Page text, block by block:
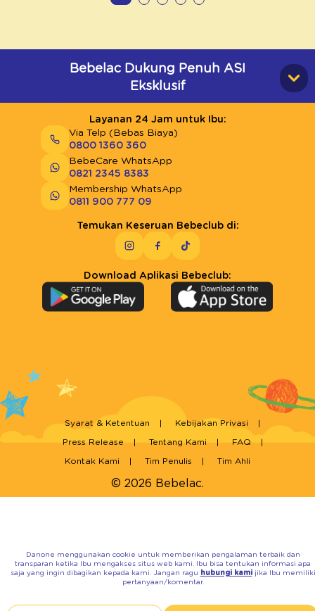
Bebelac Dukung Penuh ASI
Eksklusif
Layanan 24 Jam untuk Ibu:
Via Telp (Bebas Biaya)
0800 1360 360
BebeCare WhatsApp
0821 2345 8383
Membership WhatsApp
0811 900 777 09
Temukan Keseruan Bebeclub di:
Download Aplikasi Bebeclub:
© 2026 Bebelac.
Syarat & Ketentuan Kebijakan Privasi
Press Release Tentang Kami FAQ
Kontak Kami Tim Penulis Tim Ahli
Danone menggunakan cookie untuk memberikan pengalaman terbaik dan
transparan ketika Ibu mengakses situs web kami. Ibu bisa tentukan informasi apa
saja yang ingin dibagikan kepada kami. Jangan ragu hubungi kamijika Ibu memiliki
pertanyaan/komentar.